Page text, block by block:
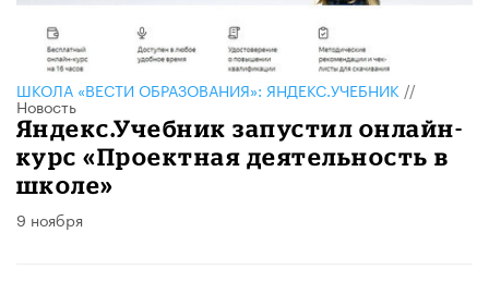
ШКОЛА «ВЕСТИ ОБРАЗОВАНИЯ»: ЯНДЕКС.УЧЕБНИК //
Новость
Яндекс.Учебник запустил онлайн-
курс «Проектная деятельность в
школе»
9 ноября